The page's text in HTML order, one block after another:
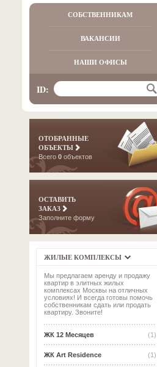
СОБСТВЕННИКАМ
ВАКАНСИИ
НАШИ ОФИСЫ
ID:
ОТОБРАННЫЕ
ОБЪЕКТЫ
Всего 0 объектов
ОСТАВИТЬ
ЗАКАЗ
Заполните форму
ЖИЛЫЕ КОМПЛЕКСЫ
Мы предлагаем аренду и продажу
квартир в элитных жилых
комплексах Москвы на отличных
условиях! И всегда готовы помочь
собственникам сдать или продать
квартиру. Звоните!
(1)
ЖК 12 Месяцев
(1)
ЖК Art Residence